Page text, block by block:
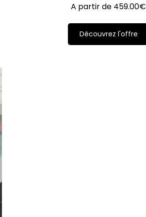
A partir de 459.00€
Découvrez l'offre